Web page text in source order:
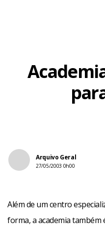
Arquivo Geral
27/05/2003 0h00
Além de um centro
forma, a academia também